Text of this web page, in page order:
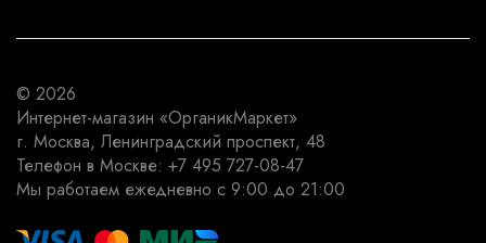
© 2026
Интернет-магазин «ОрганикМаркет»
г. Москва, Ленинградский проспект, 48
Телефон в Москве: +7 495 727-08-47
Мы работаем ежедневно с 9:00 до 21:00